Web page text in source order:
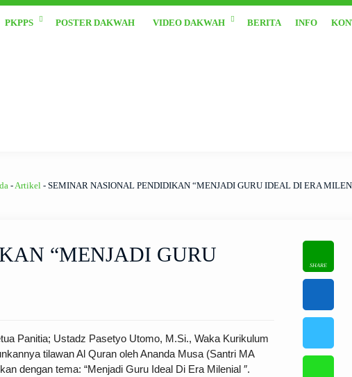
PKPPS POSTER DAKWAH VIDEO DAKWAH BERITA INFO
-Artikel - SEMINAR NASIONAL PENDIDIKAN “MENJADI GURU IDEAL DI ERA
“MENJADI GURU
Panitia; Ustadz Pasetyo Utomo, M.Si., Waka Kurikulum
tilawan Al Quran oleh Ananda Musa (Santri MA
dengan tema: “Menjadi Guru Ideal Di Era Milenial ″.